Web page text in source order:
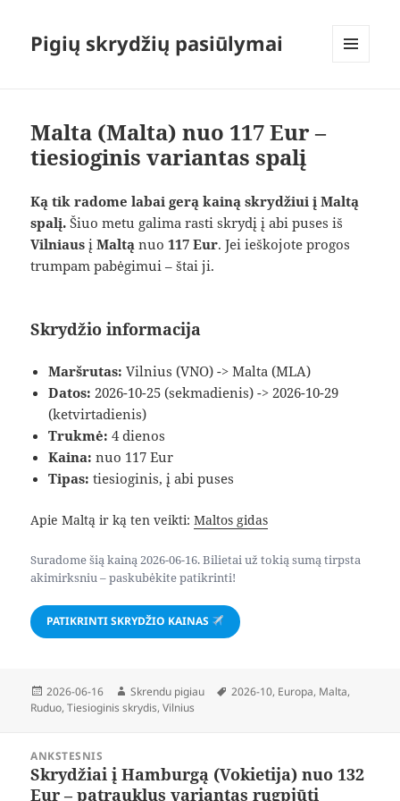
Pigių skrydžių pasiūlymai
Malta (Malta) nuo 117 Eur –
tiesioginis variantas spalį
Ką tik radome labai gerą kainą skrydžiui į Maltą
spalį. Šiuo metu galima rasti skrydį į abi puses iš
Vilniaus įMaltą nuo117 Eur. Jei ieškojote progos
trumpam pabėgimui – štai ji.
Skrydžio informacija
Maršrutas: Vilnius (VNO) -> Malta (MLA)
Datos: 2026-10-25 (sekmadienis) -> 2026-10-29
(ketvirtadienis)
Trukmė: 4 dienos
Kaina: nuo 117 Eur
Tipas: tiesioginis, į abi puses
Apie Maltą ir ką ten veikti:Maltos gidas
Suradome šią kainą 2026-06-16. Bilietai už tokią sumą tirpsta
akimirksniu – paskubėkite patikrinti!
PATIKRINTI SKRYDŽIO KAINAS
Paskelbta
2026-06-16 Autorius
Skrendu pigiau Žymos
2026-10, Europa, Malta,
Ruduo,Tiesioginis skrydis,Vilnius
įrašų
ANKSTESNIS
Ankstesnis
įrašas:
Skrydžiai į Hamburgą (Vokietija) nuo 132
Eur – patrauklus variantas rugpjūtį